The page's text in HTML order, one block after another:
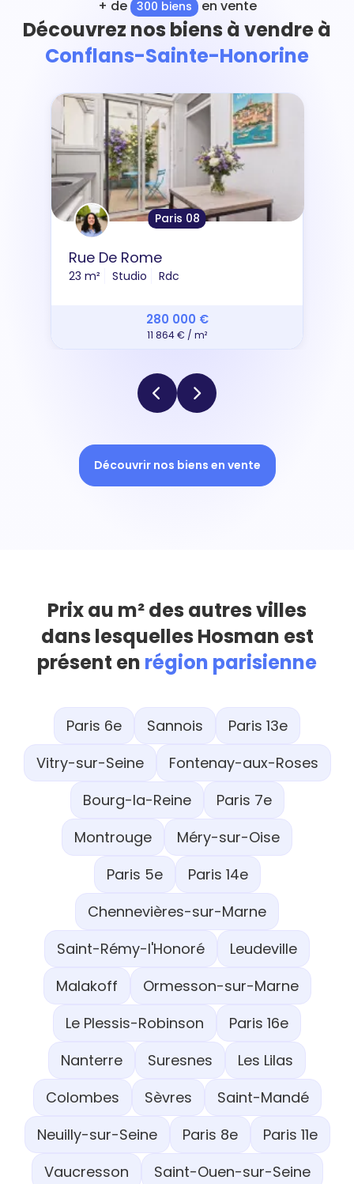
+ de 300 biens en vente
Découvrez nos biens à vendre à
Conflans-Sainte-Honorine
Paris 08
Rue De Rome
23 m² Studio Rdc
280 000 €
11 864 € / m²
Découvrir nos biens en vente
Prix au m² des autres villes
dans lesquelles Hosman est
présent en région parisienne
Paris 6e Sannois
Paris 13e
Vitry-sur-Seine
Fontenay-aux-Roses
Bourg-la-Reine
Paris 7e
Montrouge
Méry-sur-Oise
Paris 5e
Paris 14e
Chennevières-sur-Marne
Saint-Rémy-l'Honoré
Leudeville
Malakoff
Ormesson-sur-Marne
Le Plessis-Robinson
Paris 16e
Nanterre
Suresnes
Les Lilas
Colombes
Sèvres
Saint-Mandé
Neuilly-sur-Seine
Paris 8e
Paris 11e
Vaucresson
Saint-Ouen-sur-Seine